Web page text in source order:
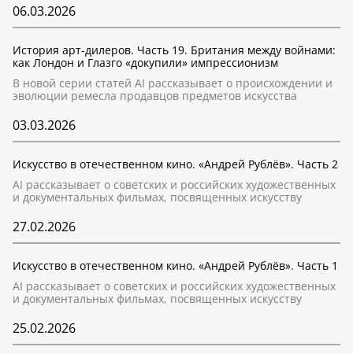
06.03.2026
История арт-дилеров. Часть 19. Британия между войнами:
как Лондон и Глазго «докупили» импрессионизм
В новой серии статей AI рассказывает о происхождении и
эволюции ремесла продавцов предметов искусства
03.03.2026
Искусство в отечественном кино. «Андрей Рублёв». Часть 2
AI рассказывает о советских и российских художественных
и документальных фильмах, посвященных искусству
27.02.2026
Искусство в отечественном кино. «Андрей Рублёв». Часть 1
AI рассказывает о советских и российских художественных
и документальных фильмах, посвященных искусству
25.02.2026